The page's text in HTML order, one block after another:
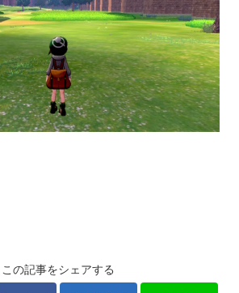
この記事をシェアする